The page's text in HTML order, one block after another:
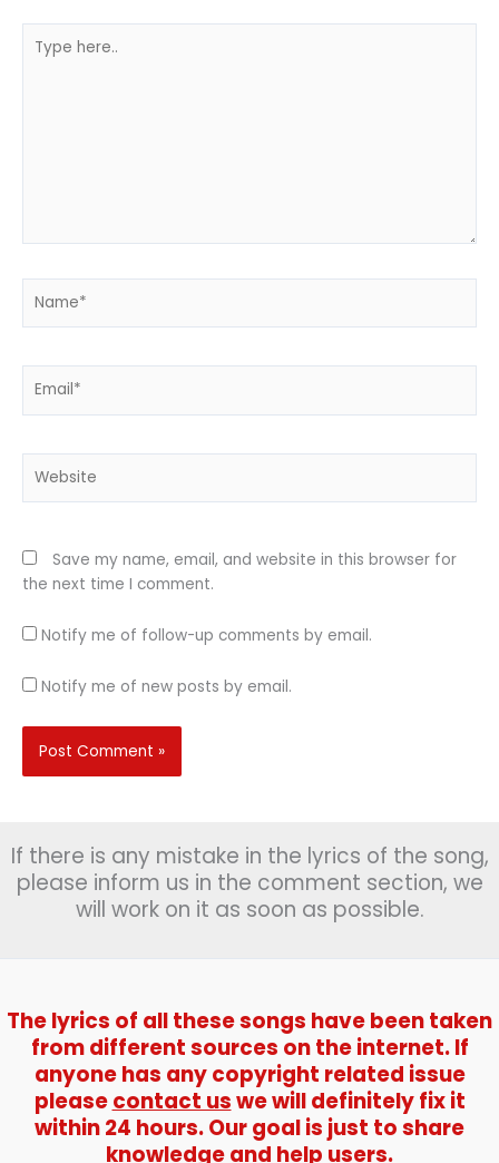
here..
Save my name, email, and website in this browser for
the next time I comment.
Notify me of follow-up comments by email.
Notify me of new posts by email.
If there is any mistake in the lyrics of the song,
please inform us in the comment section, we
will work on it as soon as possible.
The lyrics of all these songs have been taken
from different sources on the internet. If
anyone has any copyright related issue
pleasecontact uswe will definitely fix it
within 24 hours. Our goal is just to share
knowledge and help users.